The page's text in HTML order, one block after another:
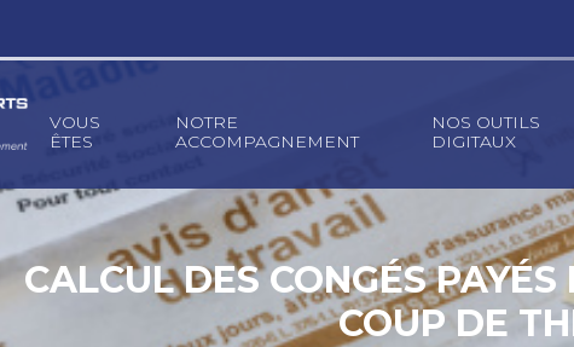
Principal
VOUS
ÊTES
NOTRE
ACCOMPAGNEMENT
NOS OUTILS
DIGITAUX
CALCUL DES CONGÉS
COUP DE